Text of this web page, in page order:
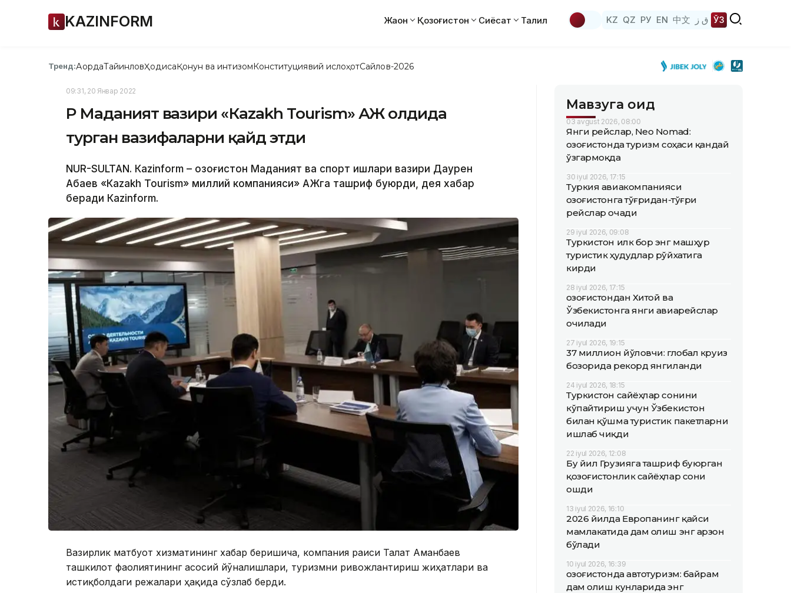
KAZINFORM Жаҳон Қозоғистон Сиёсат Таҳлил KZ QZ РУ EN 中文 ق ز ЎЗ
Тренд:АқордаТайинловҲодисаҚонун ва интизомКонституциявий ислоҳотСайлов-2026
09:31, 20 Январ 2022
ҚР Маданият вазири «Каzakh Tourism» АЖ олдида
турган вазифаларни қайд этди
NUR-SULTAN. Кazinform – Қозоғистон Маданият ва спорт ишлари вазири Даурен
Абаев «Каzakh Tourism» миллий компанияси» АЖга ташриф буюрди, дея хабар
беради Кazinform.
Вазирлик матбуот хизматининг хабар беришича, компания раиси Талғат Аманбаев
ташкилот фаолиятининг асосий йўналишлари, туризмни ривожлантириш жиҳатлари ва
истиқболдаги режалари ҳақида сўзлаб берди.
Мавзуга оид
03 avgust 2026, 08:00
Янги рейслар, Neo Nomad:
Қозоғистонда туризм соҳаси қандай
ўзгармоқда
30 iyul 2026, 17:15
Туркия авиакомпанияси
Қозоғистонга тўғридан-тўғри
рейслар очади
29 iyul 2026, 09:08
Туркистон илк бор энг машҳур
туристик ҳудудлар рўйхатига
кирди
28 iyul 2026, 17:15
Қозоғистондан Хитой ва
Ўзбекистонга янги авиарейслар
очилади
27 iyul 2026, 19:15
37 миллион йўловчи: глобал круиз
бозорида рекорд янгиланди
24 iyul 2026, 18:15
Туркистон сайёҳлар сонини
кўпайтириш учун Ўзбекистон
билан қўшма туристик пакетларни
ишлаб чиқди
22 iyul 2026, 12:08
Бу йил Грузияга ташриф буюрган
қозоғистонлик сайёҳлар сони
ошди
13 iyul 2026, 16:10
2026 йилда Европанинг қайси
мамлакатида дам олиш энг арзон
бўлади
10 iyul 2026, 16:39
Қозоғистонда автотуризм: байрам
дам олиш кунларида энг